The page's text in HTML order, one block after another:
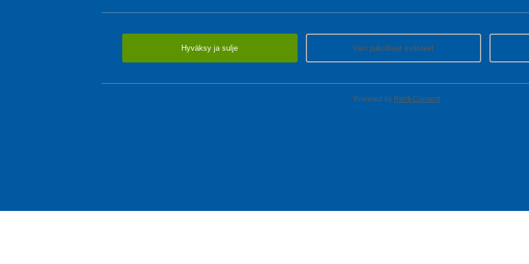
Hyväksy ja sulje Vain pakolliset evästeet
Powered by Rehti Consent